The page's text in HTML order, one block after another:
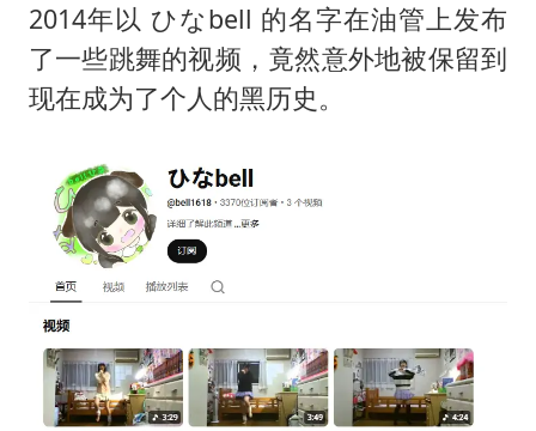
2014年以 ひなbell 的名字在油管上发布
了一些跳舞的视频，竟然意外地被保留到
现在成为了个人的黑历史。